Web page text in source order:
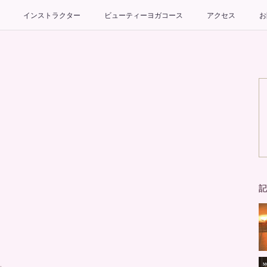
インストラクター ビューティーヨガコース アクセス